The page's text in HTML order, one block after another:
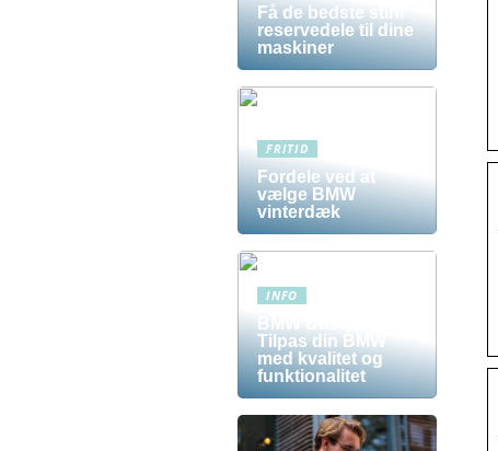
Få de bedste stihl
reservedele til dine
maskiner
FRITID
Fordele ved at
vælge BMW
vinterdæk
INFO
BMW Udstyr –
Tilpas din BMW
med kvalitet og
funktionalitet